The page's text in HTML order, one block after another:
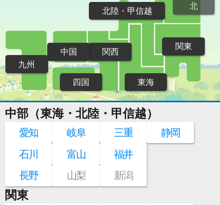
北
関東
北陸・甲信越
東海
関西
中国
四国
九州
中部（東海・北陸・甲信越）
愛知 岐阜 三重
静岡
石川
富山
福井
長野
山梨 新潟
関東